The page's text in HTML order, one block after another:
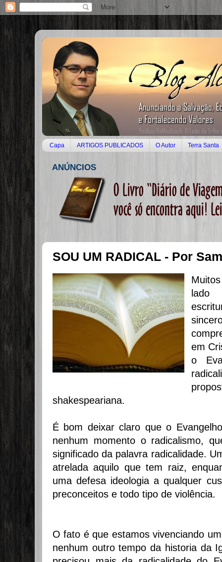
Capa ARTIGOS PUBLICADOS O Autor Terra Santa
ANÚNCIOS
SOU UM RADICAL - Por
lado
em
o
shakespeariana.
É bom deixar claro que o
nenhum momento o radicalismo,
significado da palavra radicalidade.
atrelada aquilo que tem raiz,
uma defesa ideologia a qualquer
preconceitos e todo tipo de violência.
O fato é que estamos vivenciando
nenhum outro tempo da historia da